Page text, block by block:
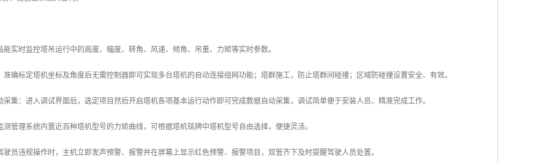
能实时监控塔吊运行中的高度、幅度、转角、风速、倾角、吊重、力矩等实时参数。
准确标定塔机坐标及角度后无需控制器即可实现多台塔机的自动连接组网功能；塔群施工，防止塔群间碰撞；区域防碰撞设置安全、有效。
采集：进入调试界面后，选定项目然后开启塔机各项基本运行动作即可完成数据自动采集，调试简单便于安装人员、精准完成工作。
测管理系统内置近百种塔机型号的力矩曲线，可根据塔机铭牌中塔机型号自由选择，便捷灵活。
驶员违规操作时，主机立即发声预警、报警并在屏幕上显示红色预警、报警项目，双管齐下及时提醒驾驶人员处置。